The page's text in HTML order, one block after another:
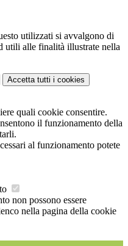
utilizzati si avvalgono di
utili alle finalità illustrate nella
Accetta tutti i cookies
quali cookie consentire.
il funzionamento della
al funzionamento potete
non possono essere
nella pagina della cookie